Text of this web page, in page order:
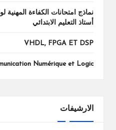
نماذج امتحانات الكفاءة المهنية
أستاذ التعليم الابتدائي
VHDL, FPGA ET DSP
Numérique et Logic
الارشيفات